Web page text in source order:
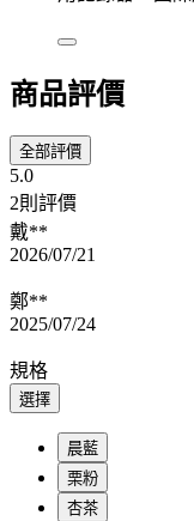
商品評價
全部評價
5.0
2則評價
戴**
2026/07/21
鄭**
2025/07/24
規格
選擇
晨藍
栗粉
杏茶